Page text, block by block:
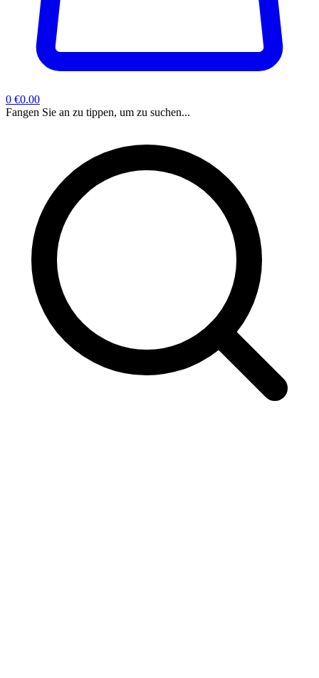
0 €0.00
Fangen Sie an zu tippen, um zu suchen...